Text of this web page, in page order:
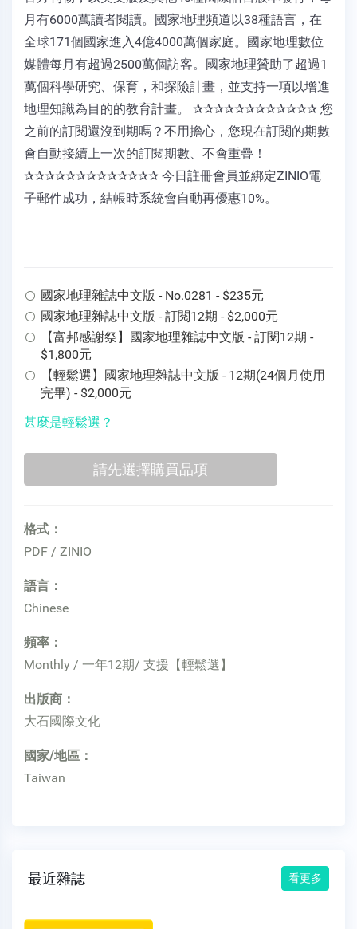
月有6000萬讀者閱讀。國家地理頻道以38種語言，在
全球171個國家進入4億4000萬個家庭。國家地理數位
媒體每月有超過2500萬個訪客。國家地理贊助了超過1
萬個科學研究、保育，和探險計畫，並支持一項以增進
地理知識為目的的教育計畫。 ✰✰✰✰✰✰✰✰✰✰✰✰ 您
之前的訂閱還沒到期嗎？不用擔心，您現在訂閱的期數
會自動接續上一次的訂閱期數、不會重疊！
✰✰✰✰✰✰✰✰✰✰✰✰✰ 今日註冊會員並綁定ZINIO電
子郵件成功，結帳時系統會自動再優惠10%。
國家地理雜誌中文版 - No.0281 - $235元
國家地理雜誌中文版 - 訂閱12期 - $2,000元
【富邦感謝祭】國家地理雜誌中文版 - 訂閱12期 -
$1,800元
【輕鬆選】國家地理雜誌中文版 - 12期(24個月使用
完畢) - $2,000元
甚麼是輕鬆選？
格式：
PDF / ZINIO
語言：
Chinese
頻率：
Monthly / 一年12期/ 支援【輕鬆選】
出版商：
大石國際文化
國家/地區：
Taiwan
最近雜誌 看更多